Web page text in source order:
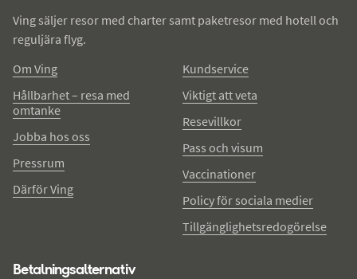
Ving säljer resor med charter samt paketresor med hotell och
reguljära flyg.
Om Ving
Hållbarhet – resa med
omtanke
Jobba hos oss
Pressrum
Därför Ving
Kundservice
Viktigt att veta
Resevillkor
Pass och visum
Vaccinationer
Policy för sociala medier
Tillgänglighetsredogörelse
Betalningsalternativ